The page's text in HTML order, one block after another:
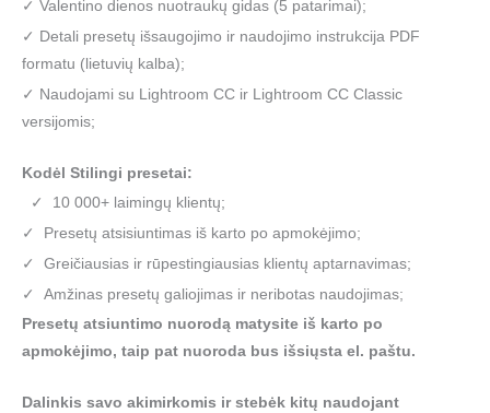
✓ Valentino dienos nuotraukų gidas (5 patarimai);
✓ Detali presetų išsaugojimo ir naudojimo instrukcija PDF
formatu (lietuvių kalba);
✓ Naudojami su Lightroom CC ir Lightroom CC Classic
versijomis;
Kodėl Stilingi presetai:
✓ 10 000+ laimingų klientų;
✓ Presetų atsisiuntimas iš karto po apmokėjimo;
✓ Greičiausias ir rūpestingiausias klientų aptarnavimas;
✓ Amžinas presetų galiojimas ir neribotas naudojimas;
Presetų atsiuntimo nuorodą matysite iš karto po
apmokėjimo, taip pat nuoroda bus išsiųsta el. paštu.
Dalinkis savo akimirkomis ir stebėk kitų naudojant